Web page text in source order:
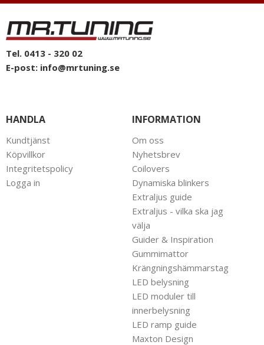
Tel. 0413 - 320 02
E-post: info@mrtuning.se
HANDLA
Kundtjänst
Köpvillkor
Integritetspolicy
Logga in
INFORMATION
Om oss
Nyhetsbrev
Coilovers
Dynamiska blinkers
Extraljus guide
Extraljus - vilka ska jag
välja
Guider & Inspiration
Gummimattor
Krängningshämmarstag
LED belysning
LED moduler till
innerbelysning
LED ramp guide
Maxton Design